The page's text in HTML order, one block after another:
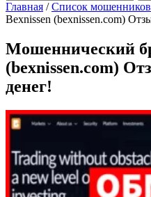
Главная /Список мошенников
Bexnissen (bexnissen.com)
Мошеннический
(bexnissen.com)
денег!